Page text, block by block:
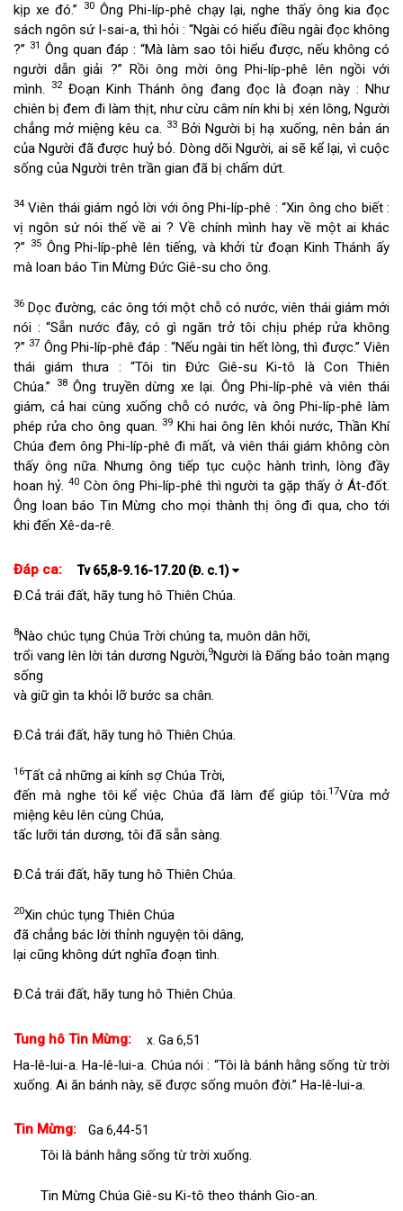
kịp xe đó.”
30Ông Phi-líp-phê chạy lại, nghe thấy ông kia đọc
sách ngôn sứ I-sai-a, thì hỏi : “Ngài có hiểu điều ngài đọc không
?” 31 Ông quan đáp : “Mà làm sao tôi hiểu được, nếu không có
người dẫn giải ?” Rồi ông mời ông Phi-líp-phê lên ngồi với
mình.
32Đoạn Kinh Thánh ông đang đọc là đoạn này : Như
chiên bị đem đi làm thịt, như cừu câm nín khi bị xén lông, Người
chẳng mở miệng kêu ca. 33Bởi Người bị hạ xuống, nên bản án
của Người đã được huỷ bỏ. Dòng dõi Người, ai sẽ kể lại, vì cuộc
sống của Người trên trần gian đã bị chấm dứt.
34 Viên thái giám ngỏ lời với ông Phi-líp-phê : “Xin ông cho biết :
vị ngôn sứ nói thế về ai ? Về chính mình hay về một ai khác
?”
35Ông Phi-líp-phê lên tiếng, và khởi từ đoạn Kinh Thánh ấy
mà loan báo Tin Mừng Đức Giê-su cho ông.
36 Dọc đường, các ông tới một chỗ có nước, viên thái giám mới
nói : “Sẵn nước đây, có gì ngăn trở tôi chịu phép rửa không
?” 37 Ông Phi-líp-phê đáp : “Nếu ngài tin hết lòng, thì được.” Viên
thái giám thưa : “Tôi tin Đức Giê-su Ki-tô là Con Thiên
Chúa.”
38Ông truyền dừng xe lại. Ông Phi-líp-phê và viên thái
giám, cả hai cùng xuống chỗ có nước, và ông Phi-líp-phê làm
phép rửa cho ông quan. 39Khi hai ông lên khỏi nước, Thần Khí
Chúa đem ông Phi-líp-phê đi mất, và viên thái giám không còn
thấy ông nữa. Nhưng ông tiếp tục cuộc hành trình, lòng đầy
hoan hỷ. 40Còn ông Phi-líp-phê thì người ta gặp thấy ở Át-đốt.
Ông loan báo Tin Mừng cho mọi thành thị ông đi qua, cho tới
khi đến Xê-da-rê.
Đáp ca: Tv 65,8-9.16-17.20 (Đ. c.1)
Đ.Cả trái đất, hãy tung hô Thiên Chúa.
8Nào chúc tụng Chúa Trời chúng ta, muôn dân hỡi,
trổi vang lên lời tán dương Người,9Người là Đấng bảo toàn mạng
sống
và giữ gìn ta khỏi lỡ bước sa chân.
Đ.Cả trái đất, hãy tung hô Thiên Chúa.
16Tất cả những ai kính sợ Chúa Trời,
đến mà nghe tôi kể việc Chúa đã làm để giúp tôi.17Vừa mở
miệng kêu lên cùng Chúa,
tấc lưỡi tán dương, tôi đã sẵn sàng.
Đ.Cả trái đất, hãy tung hô Thiên Chúa.
20Xin chúc tụng Thiên Chúa
đã chẳng bác lời thỉnh nguyện tôi dâng,
lại cũng không dứt nghĩa đoạn tình.
Đ.Cả trái đất, hãy tung hô Thiên Chúa.
Tung hô Tin Mừng: x. Ga 6,51
Ha-lê-lui-a. Ha-lê-lui-a. Chúa nói : “Tôi là bánh hằng sống từ trời
xuống. Ai ăn bánh này, sẽ được sống muôn đời.” Ha-lê-lui-a.
Tin Mừng: Ga 6,44-51
Tôi là bánh hằng sống từ trời xuống.
Tin Mừng Chúa Giê-su Ki-tô theo thánh Gio-an.